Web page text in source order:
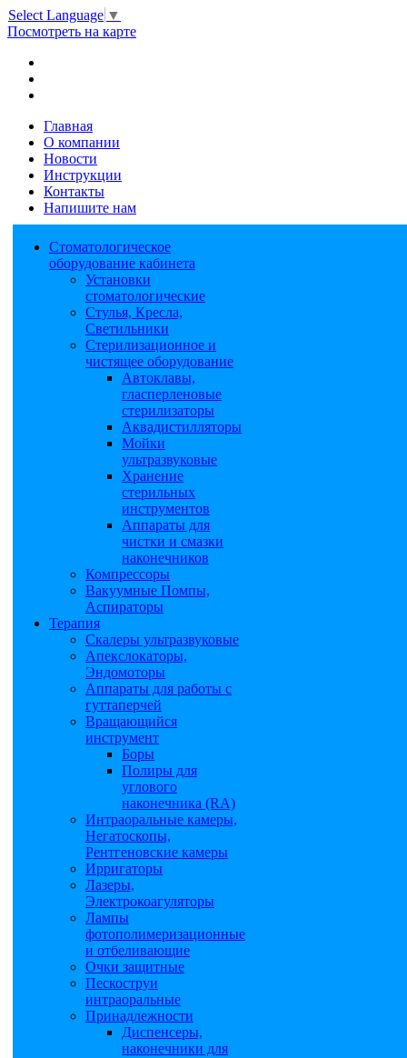
Select Language ▼
Посмотреть на карте
Главная
О компании
Новости
Инструкции
Контакты
Напишите нам
Стоматологическое
оборудование кабинета
Установки
стоматологические
Стулья, Кресла,
Светильники
Стерилизационное и
чистящее оборудование
Автоклавы,
гласперленовые
стерилизаторы
Аквадистилляторы
Мойки
ультразвуковые
Хранение
стерильных
инструментов
Аппараты для
чистки и смазки
наконечников
Компрессоры
Вакуумные Помпы,
Аспираторы
Терапия
Скалеры ультразвуковые
Апекслокаторы,
Эндомоторы
Аппараты для работы с
гуттаперчей
Вращающийся
инструмент
Боры
Полиры для
углового
наконечника (RA)
Интраоральные камеры,
Негатоскопы,
Рентгеновские камеры
Ирригаторы
Лазеры,
Электрокоагуляторы
Лампы
фотополимеризационные
и отбеливающие
Очки защитные
Пескоструи
интраоральные
Принадлежности
Диспенсеры,
наконечники для